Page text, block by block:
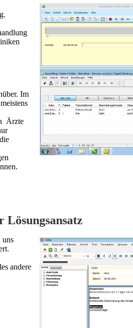
Im
Ärzte
uns
andere